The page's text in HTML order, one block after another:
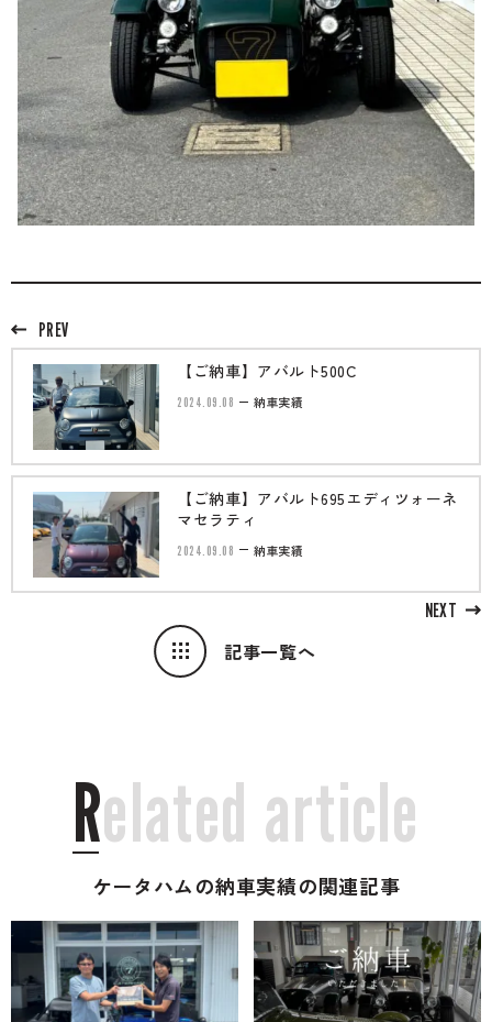
PREV
【ご納車】アバルト500C
2024.09.08 納車実績
記事一覧へ
NEXT
【ご納車】アバルト695エディツォーネ
マセラティ
2024.09.08 納車実績
Related article
ケータハムの納車実績の関連記事